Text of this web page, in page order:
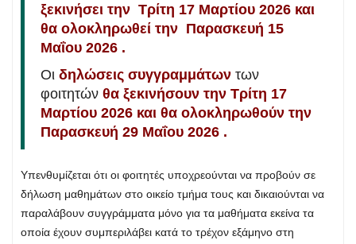
ξεκινήσει την Τρίτη 17 Μαρτίου 2026 και
θα ολοκληρωθεί την Παρασκευή 15
Μαΐου 2026 .
Οι δηλώσεις συγγραμμάτων των
φοιτητών θα ξεκινήσουν την Τρίτη 17
Μαρτίου 2026 και θα ολοκληρωθούν την
Παρασκευή 29 Μαΐου 2026 .
Υπενθυμίζεται ότι οι φοιτητές υποχρεούνται να προβούν σε
δήλωση μαθημάτων στο οικείο τμήμα τους και δικαιούνται να
παραλάβουν συγγράμματα μόνο για τα μαθήματα εκείνα τα
οποία έχουν συμπεριλάβει κατά το τρέχον εξάμηνο στη